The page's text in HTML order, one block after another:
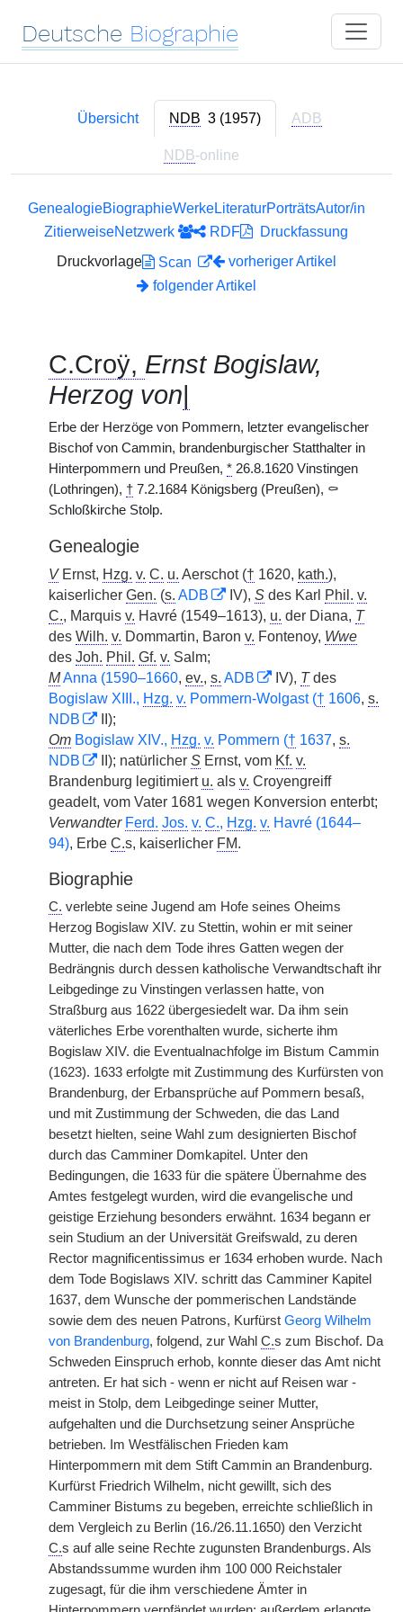
Deutsche Biographie
Übersicht NDB 3 (1957) ADB
NDB-online
GenealogieBiographieWerkeLiteraturPorträtsAutor/in
ZitierweiseNetzwerk RDF
Druckfassung
Druckvorlage
Scan
vorheriger Artikel
folgender Artikel
C.Croÿ, Ernst Bogislaw,
Herzog von|
Erbe der Herzöge von Pommern, letzter evangelischer
Bischof von Cammin, brandenburgischer Statthalter in
Hinterpommern und Preußen, * 26.8.1620 Vinstingen
(Lothringen), † 7.2.1684 Königsberg (Preußen), ⚰
Schloßkirche Stolp.
Genealogie
VErnst, Hzg. v. C. u. Aerschot († 1620, kath.),
kaiserlicher Gen. (s. ADB IV), S des Karl Phil. v.
C., Marquis v. Havré (1549–1613), u. der Diana, T
des Wilh. v. Dommartin, Baron v. Fontenoy, Wwe
des Joh. Phil. Gf. v. Salm;
MAnna (1590–1660, ev., s. ADB IV), Tdes
Bogislaw XIII., Hzg. v. Pommern-Wolgast († 1606, s.
NDB
II);
Om Bogislaw XIV., Hzg. v. Pommern († 1637, s.
NDB
II); natürlicher S Ernst, vom Kf. v.
Brandenburg legitimiert u. als v. Croyengreiff
geadelt, vom Vater 1681 wegen Konversion enterbt;
Verwandter Ferd. Jos. v. C., Hzg. v. Havré (1644–
94), Erbe C.s, kaiserlicher FM.
Biographie
C. verlebte seine Jugend am Hofe seines Oheims
Herzog Bogislaw XIV. zu Stettin, wohin er mit seiner
Mutter, die nach dem Tode ihres Gatten wegen der
Bedrängnis durch dessen katholische Verwandtschaft ihr
Leibgedinge zu Vinstingen verlassen hatte, von
Straßburg aus 1622 übergesiedelt war. Da ihm sein
väterliches Erbe vorenthalten wurde, sicherte ihm
Bogislaw XIV. die Eventualnachfolge im Bistum Cammin
(1623). 1633 erfolgte mit Zustimmung des Kurfürsten von
Brandenburg, der Erbansprüche auf Pommern besaß,
und mit Zustimmung der Schweden, die das Land
besetzt hielten, seine Wahl zum designierten Bischof
durch das Camminer Domkapitel. Unter den
Bedingungen, die 1633 für die spätere Übernahme des
Amtes festgelegt wurden, wird die evangelische und
geistige Erziehung besonders erwähnt. 1634 begann er
sein Studium an der Universität Greifswald, zu deren
Rector magnificentissimus er 1634 erhoben wurde. Nach
dem Tode Bogislaws XIV. schritt das Camminer Kapitel
1637, dem Wunsche der pommerischen Landstände
sowie dem des neuen Patrons, Kurfürst Georg Wilhelm
von Brandenburg, folgend, zur Wahl C.s zum Bischof. Da
Schweden Einspruch erhob, konnte dieser das Amt nicht
antreten. Er hat sich - wenn er nicht auf Reisen war -
meist in Stolp, dem Leibgedinge seiner Mutter,
aufgehalten und die Durchsetzung seiner Ansprüche
betrieben. Im Westfälischen Frieden kam
Hinterpommern mit dem Stift Cammin an Brandenburg.
Kurfürst Friedrich Wilhelm, nicht gewillt, sich des
Camminer Bistums zu begeben, erreichte schließlich in
dem Vergleich zu Berlin (16./26.11.1650) den Verzicht
C.s auf alle seine Rechte zugunsten Brandenburgs. Als
Abstandssumme wurden ihm 100 000 Reichstaler
zugesagt, für die ihm verschiedene Ämter in